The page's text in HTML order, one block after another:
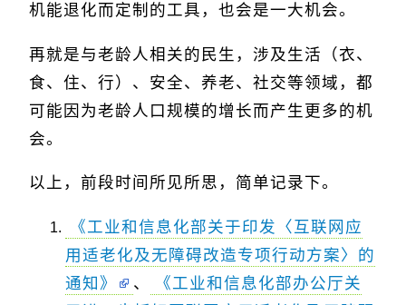
机能退化而定制的工具，也会是一大机会。
再就是与老龄人相关的民生，涉及生活（衣、
食、住、行）、安全、养老、社交等领域，都
可能因为老龄人口规模的增长而产生更多的机
会。
以上，前段时间所见所思，简单记录下。
《工业和信息化部关于印发〈互联网应
用适老化及无障碍改造专项行动方案〉的
通知》
、
《工业和信息化部办公厅关